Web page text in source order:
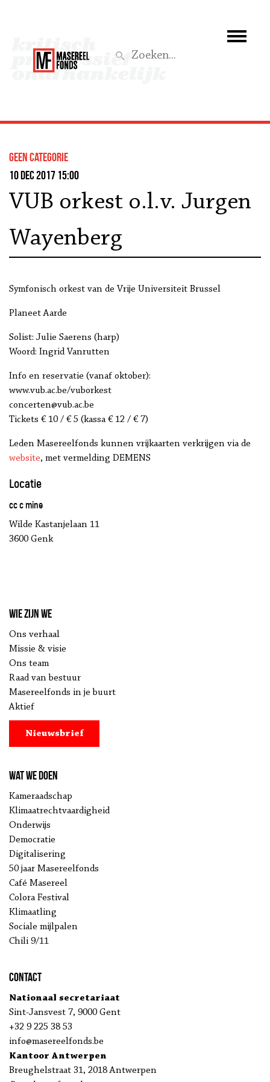
Wat we doen
Aktief
Geen categorie
10 dec 2017 15:00
VUB orkest o.l.v. Jurgen
Wayenberg
Symfonisch orkest van de Vrije Universiteit Brussel
Planeet Aarde
Solist: Julie Saerens (harp)
Woord: Ingrid Vanrutten
Info en reservatie (vanaf oktober):
www.vub.ac.be/vuborkest
concerten@vub.ac.be
Tickets € 10 / € 5 (kassa € 12 / € 7)
Leden Masereelfonds kunnen vrijkaarten verkrijgen via de
website, met vermelding DEMENS
Locatie
cc c mine
Wilde Kastanjelaan 11
3600 Genk
Wie zijn we
Ons verhaal
Missie & visie
Ons team
Raad van bestuur
Masereelfonds in je buurt
Aktief
Nieuwsbrief
Wat we doen
Kameraadschap
Klimaatrechtvaardigheid
Onderwijs
Democratie
Digitalisering
50 jaar Masereelfonds
Café Masereel
Colora Festival
Klimaatling
Sociale mijlpalen
Chili 9/11
Contact
Nationaal secretariaat
Sint-Jansvest 7, 9000 Gent
+32 9 225 38 53
info@masereelfonds.be
Kantoor Antwerpen
Breughelstraat 31, 2018 Antwerpen